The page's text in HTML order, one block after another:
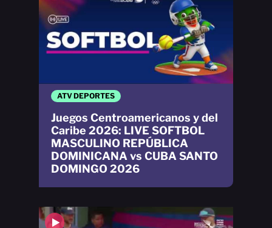
ATV DEPORTES
Juegos Centroamericanos y del
Caribe 2026: LIVE SOFTBOL
MASCULINO REPÚBLICA
DOMINICANA vs CUBA SANTO
DOMINGO 2026